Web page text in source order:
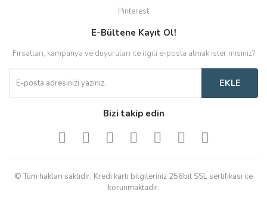
Pinterest
E-Bültene Kayıt Ol!
Fırsatları, kampanya ve duyuruları ile ilgili e-posta almak ister misiniz?
EKLE
Bizi takip edin
© Tüm hakları saklıdır. Kredi kartı bilgileriniz 256bit SSL sertifikası ile
korunmaktadır.